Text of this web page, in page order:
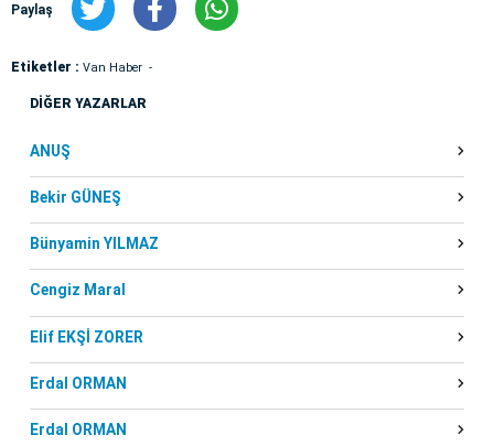
Paylaş
Etiketler : Van Haber
DİĞER YAZARLAR
ANUŞ
Bekir GÜNEŞ
Bünyamin YILMAZ
Cengiz Maral
Elif EKŞİ ZORER
Erdal ORMAN
Erdal ORMAN